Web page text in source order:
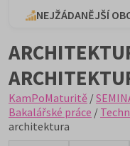
NEJŽÁDANĚJŠÍ
KamPoMaturitě /
Bakalářské práce /
architektura